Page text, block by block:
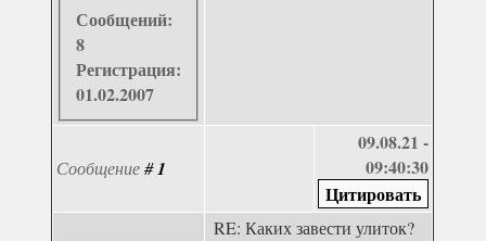
Сообщений:
8
Регистрация:
01.02.2007
Сообщение#1
09.08.21 -
09:40:30
RE: Каких завести улиток?